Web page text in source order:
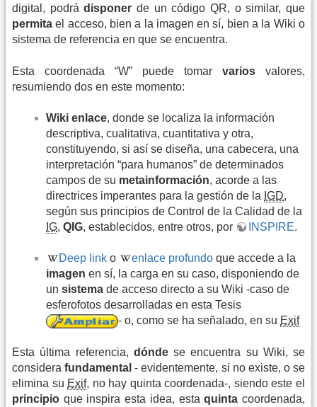
digital, podrádisponer de un código QR, o similar, que
permita el acceso, bien a la imagen en sí, bien a la Wiki o
sistema de referencia en que se encuentra.
Esta coordenada “W” puede tomar varios valores,
resumiendo dos en este momento:
Wiki enlace, donde se localiza la información
descriptiva, cualitativa, cuantitativa y otra,
constituyendo, si así se diseña, una cabecera, una
interpretación “para humanos” de determinados
campos de su metainformación, acorde a las
directrices imperantes para la gestión de la IGD,
según sus principios de Control de la Calidad de la
IG, QIG, establecidos, entre otros, por INSPIRE.
Deep link o enlace profundo que accede a la
imagen en sí, la carga en su caso, disponiendo de
un sistema de acceso directo a su Wiki -caso de
esferofotos desarrolladas en esta Tesis
- o, como se ha señalado, en su Exif
Esta última referencia, dóndese encuentra su Wiki, se
considerafundamental - evidentemente, si no existe, o se
elimina su Exif, no hay quinta coordenada-, siendo este el
principio que inspira esta idea, estaquinta coordenada,